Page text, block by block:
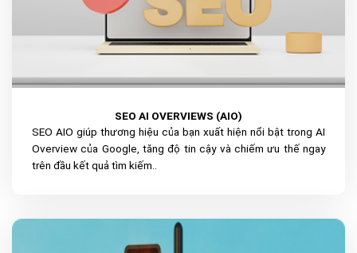
SEO AI OVERVIEWS (AIO)
SEO AIO giúp thương hiệu của bạn xuất hiện nổi bật trong AI
Overview của Google, tăng độ tin cậy và chiếm ưu thế ngay
trên đầu kết quả tìm kiếm..